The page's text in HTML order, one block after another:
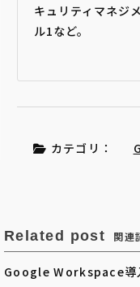
キュリティマネジ
ル1など。
カテゴリ：
Related post 関連
Google Workspace導